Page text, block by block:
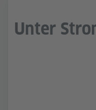
Unter